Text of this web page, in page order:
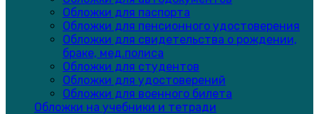
Обложки для паспорта
Обложки для пенсионного удостоверения
Обложки для свидетельства о рождении,
браке, мед.полиса
Обложки для студентов
Обложки для удостоверений
Обложки для военного билета
Обложки на учебники и тетради